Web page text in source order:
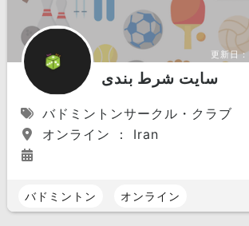
更新日：
سایت شرط بندی
バドミントンサークル・クラブ
オンライン ： Iran
バドミントン オンライン